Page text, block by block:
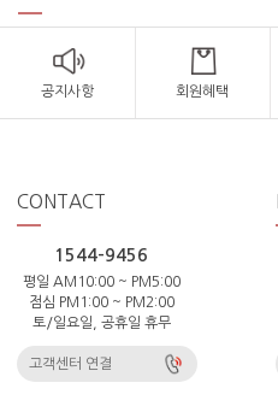
공지사항 회원혜택
CONTACT
1544-9456
평일 AM10:00 ~ PM5:00
점심 PM1:00 ~ PM2:00
토/일요일, 공휴일 휴무
고객센터 연결